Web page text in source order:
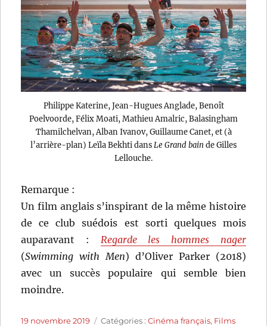
Philippe Katerine, Jean-Hugues Anglade, Benoît
Poelvoorde, Félix Moati, Mathieu Amalric, Balasingham
Thamilchelvan, Alban Ivanov, Guillaume Canet, et (à
l’arrière-plan) Leïla Bekhti dans Le Grand bain de Gilles
Lellouche.
Remarque :
Un film anglais s’inspirant de la même histoire
de ce club suédois est sorti quelques mois
auparavant : Regarde les hommes nager
(Swimming with Men) d’Oliver Parker (2018)
avec un succès populaire qui semble bien
moindre.
Publié
19 novembre 2019 Catégories
Catégories :Cinéma français, Films